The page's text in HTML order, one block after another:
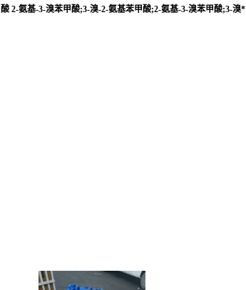
2-氨基-3-溴苯甲酸;3-溴-2-氨基苯甲酸;2-氨基-3-溴苯甲酸;3-溴*